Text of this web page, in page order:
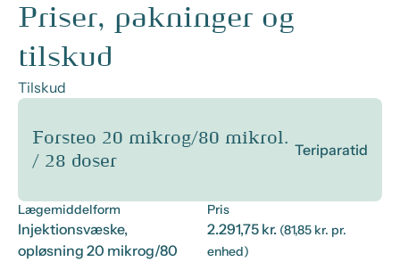
Priser, pakninger og
tilskud
Tilskud
Forsteo 20 mikrog/80 mikrol.
/ 28 doser
Teriparatid
Lægemiddelform
Injektionsvæske,
opløsning 20 mikrog/80
Pris
2.291,75 kr. (81,85 kr. pr.
enhed)